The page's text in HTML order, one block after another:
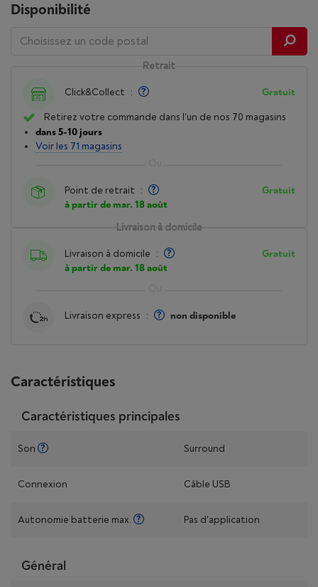
Disponibilité
Livraison à domicile
Livraison à domicile :
à partir de mar. 18 août
Gratuit
Livraison express : non disponible
Retrait
Click&Collect : Gratuit
Retirez votre commande dans l'un de nos 70 magasins
dans 5-10 jours
Voir les 71 magasins
Point de retrait :
à partir de mar. 18 août
Gratuit
Caractéristiques
Caractéristiques principales
Son Surround
Connexion Câble USB
Autonomie batterie max. Pas d'application
Général